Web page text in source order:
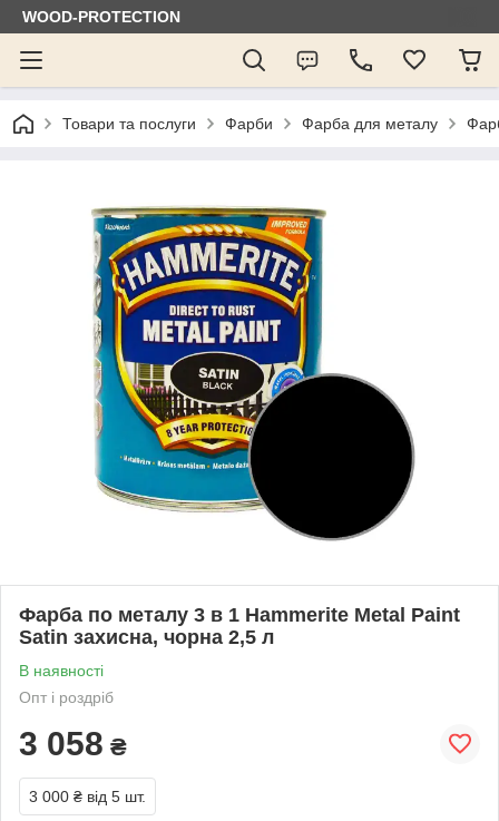
WOOD-PROTECTION
Товари та послуги Фарби Фарба для металу
Фарба по металу 3 в 1 Hammerite Metal Paint
Satin захисна, чорна 2,5 л
В наявності
Опт і роздріб
3 058 ₴
3 000 ₴ від 5 шт.